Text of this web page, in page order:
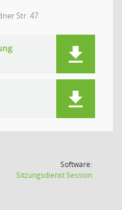
Str. 47
Software:
SitzungsdienstSession(Wird in